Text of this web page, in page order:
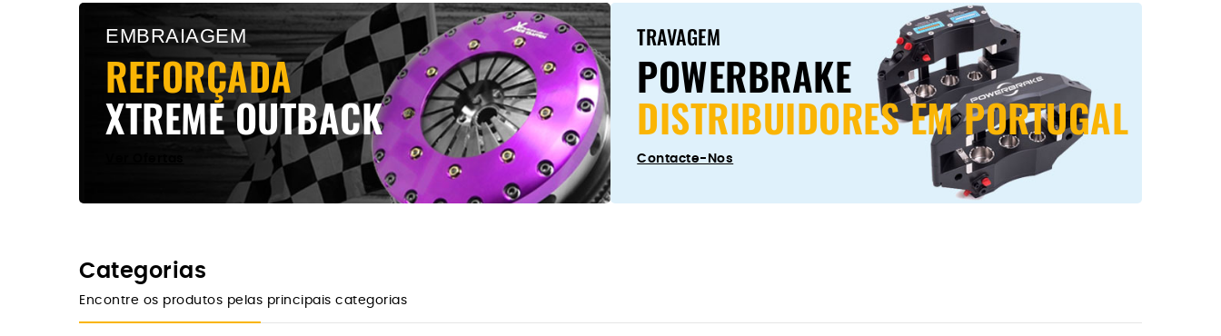
Ver Produtos Xtremeoutback
EMBRAIAGEM
REFORÇADA
XTREME OUTBACK
TRAVAGEM
POWERBRAKE
DISTRIBUIDORES EM PORTUGAL
Contacte-Nos
Categorias
Encontre os produtos pelas principais categorias